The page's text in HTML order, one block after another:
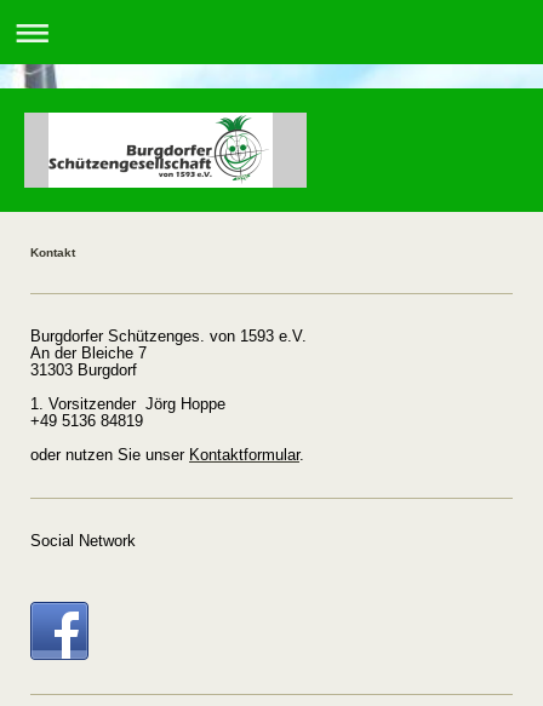
Kontakt
Burgdorfer Schützenges. von 1593 e.V.
An der Bleiche 7
31303 Burgdorf
1. Vorsitzender Jörg Hoppe
+49 5136 84819
oder nutzen Sie unser Kontaktformular.
Social Network